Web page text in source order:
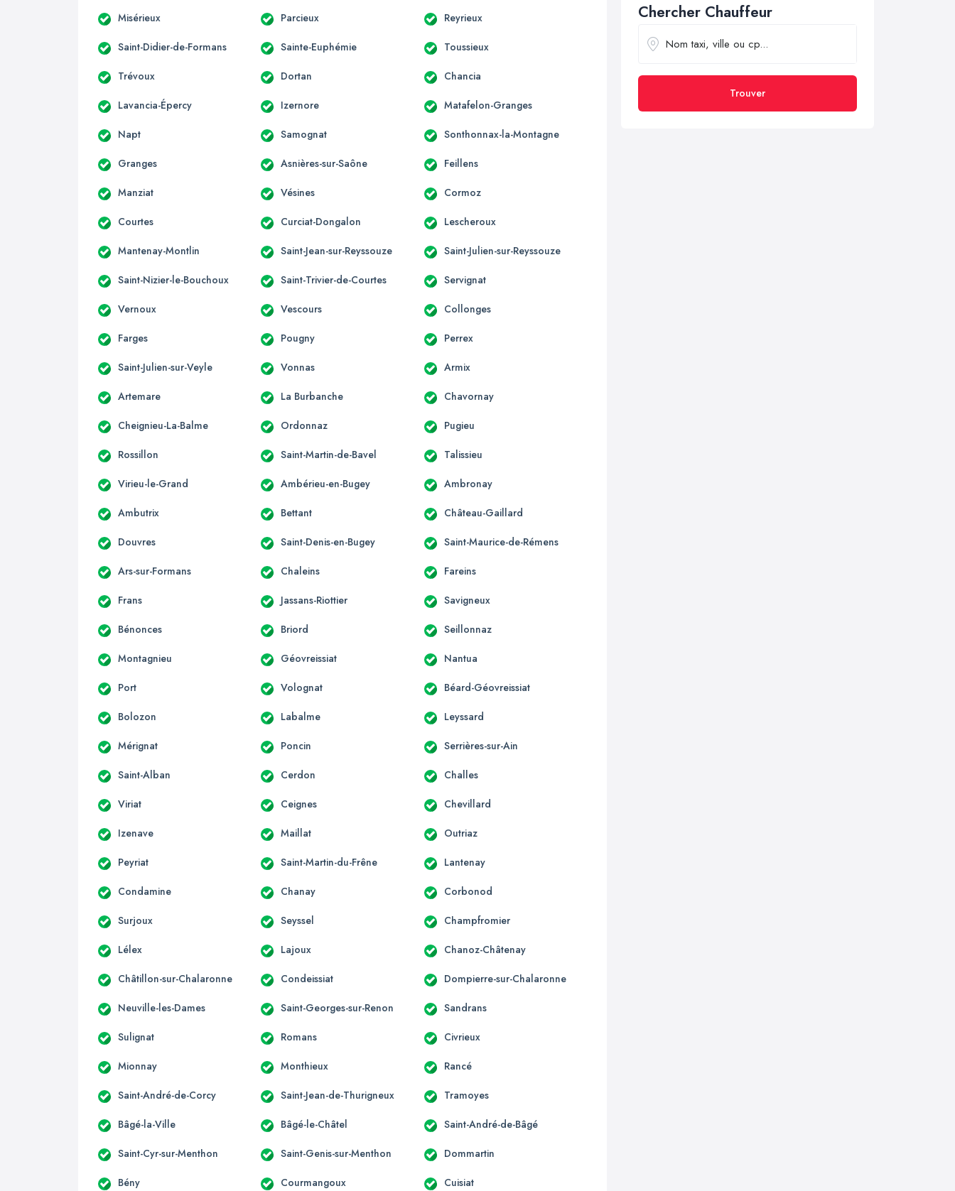
Misérieux Parcieux Reyrieux
Saint-Didier-de-Formans Sainte-Euphémie Toussieux
Trévoux Dortan Chancia
Lavancia-Épercy Izernore Matafelon-Granges
Napt Samognat Sonthonnax-la-Montagne
Granges Asnières-sur-Saône Feillens
Manziat Vésines Cormoz
Courtes Curciat-Dongalon Lescheroux
Mantenay-Montlin Saint-Jean-sur-Reyssouze Saint-Julien-sur-Reyssouze
Saint-Nizier-le-Bouchoux Saint-Trivier-de-Courtes Servignat
Vernoux Vescours Collonges
Farges Pougny Perrex
Saint-Julien-sur-Veyle Vonnas Armix
Artemare La Burbanche Chavornay
Cheignieu-La-Balme Ordonnaz Pugieu
Rossillon Saint-Martin-de-Bavel Talissieu
Virieu-le-Grand Ambérieu-en-Bugey Ambronay
Ambutrix Bettant Château-Gaillard
Douvres Saint-Denis-en-Bugey Saint-Maurice-de-Rémens
Ars-sur-Formans Chaleins Fareins
Frans Jassans-Riottier Savigneux
Bénonces Briord Seillonnaz
Montagnieu Géovreissiat Nantua
Port Volognat Béard-Géovreissiat
Bolozon Labalme Leyssard
Mérignat Poncin Serrières-sur-Ain
Saint-Alban Cerdon Challes
Viriat Ceignes Chevillard
Izenave Maillat Outriaz
Peyriat Saint-Martin-du-Frêne Lantenay
Condamine Chanay Corbonod
Surjoux Seyssel Champfromier
Lélex Lajoux Chanoz-Châtenay
Châtillon-sur-Chalaronne Condeissiat Dompierre-sur-Chalaronne
Neuville-les-Dames Saint-Georges-sur-Renon Sandrans
Sulignat Romans Civrieux
Mionnay Monthieux Rancé
Saint-André-de-Corcy Saint-Jean-de-Thurigneux Tramoyes
Bâgé-la-Ville Bâgé-le-Châtel Saint-André-de-Bâgé
Saint-Cyr-sur-Menthon Saint-Genis-sur-Menthon Dommartin
Bény Courmangoux Cuisiat
Chercher Chauffeur
Trouver